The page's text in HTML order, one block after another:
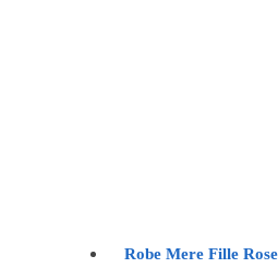
Robe Mere Fille Rose